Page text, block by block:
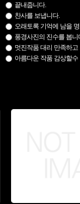
끝내줍니다.
찬사를 보냅니다.
오래토록 기억에 남을
풍경사진의 진수를 봅니
멋진작품 대리 만족하고
아름다운 작품 감상할